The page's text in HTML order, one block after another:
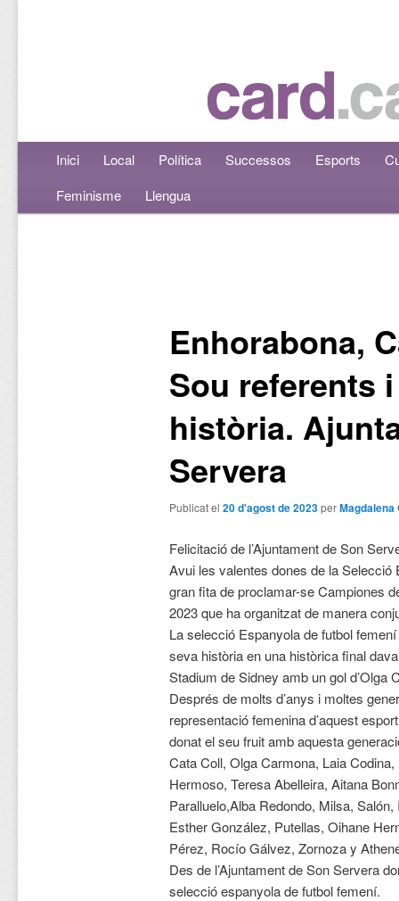
Menú principalAneu al contingut principal
Aneu al contingut secundari
Inici Local Política Successos Esports
Feminisme
Llengua
Enhorabona,
Sou referents
història.
Servera
Publicat el 20 d'agost de 2023perMagdalena
Felicitació de l’Ajuntament de Son
Avui les valentes dones de la Selecció
gran fita de proclamar-se Campiones
2023 que ha organitzat de manera
La selecció Espanyola de futbol
seva història en una històrica final
Stadium de Sidney amb un gol d’Olga
Després de molts d’anys i moltes
representació femenina d’aquest
donat el seu fruit amb aquesta
Cata Coll, Olga Carmona, Laia
Hermoso, Teresa Abelleira, Aitana
Paralluelo,Alba Redondo, Milsa,
Esther González, Putellas, Oihane
Pérez, Rocío Gálvez, Zornoza y
Des de l’Ajuntament de Son Servera
selecció espanyola de futbol femení.